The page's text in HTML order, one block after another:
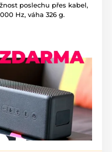
poslechu přes kabel,
Hz, váha 326 g.